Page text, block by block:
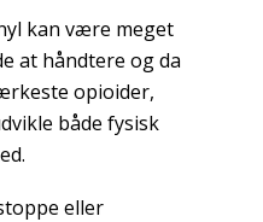
kan være meget
at håndtere og da
opioider,
både fysisk
eller